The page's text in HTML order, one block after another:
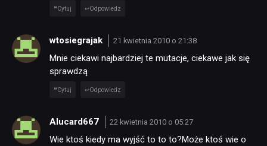
Cytuj Odpowiedz
wtosiegrajak 21 kwietnia 2010 o 21:38
Mnie ciekawi najbardziej te mutacje, ciekawe jak się
sprawdzą
Cytuj Odpowiedz
Alucard667 22 kwietnia 2010 o 05:27
Wie ktoś kiedy ma wyjść to to to?Może ktoś wie o